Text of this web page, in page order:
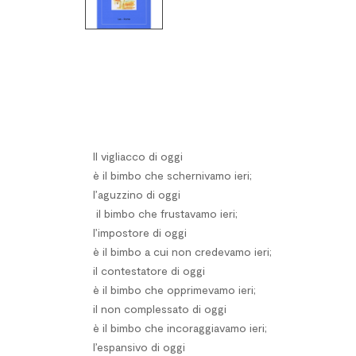
Il vigliacco di oggi
è il bimbo che schernivamo ieri;
l’aguzzino di oggi
il bimbo che frustavamo ieri;
l’impostore di oggi
è il bimbo a cui non credevamo ieri;
il contestatore di oggi
è il bimbo che opprimevamo ieri;
il non complessato di oggi
è il bimbo che incoraggiavamo ieri;
l’espansivo di oggi